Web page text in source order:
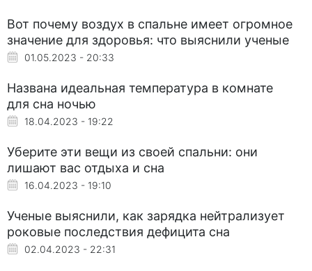
Вот почему воздух в спальне имеет огромное
значение для здоровья: что выяснили ученые
01.05.2023 - 20:33
Названа идеальная температура в комнате
для сна ночью
18.04.2023 - 19:22
Уберите эти вещи из своей спальни: они
лишают вас отдыха и сна
16.04.2023 - 19:10
Ученые выяснили, как зарядка нейтрализует
роковые последствия дефицита сна
02.04.2023 - 22:31